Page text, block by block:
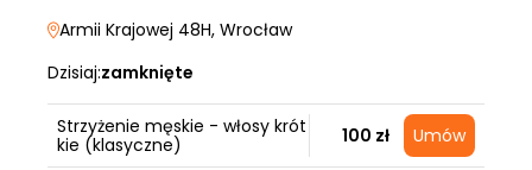
Armii Krajowej 48H, Wrocław
Dzisiaj:zamknięte
Strzyżenie męskie - włosy krót
kie (klasyczne)
100 zł Umów